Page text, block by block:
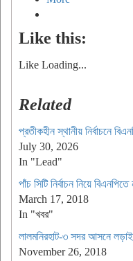
Like this:
Like Loading...
Related
প্রতীকহীন স্থানীয় নির্বাচনে
July 30, 2026
In "Lead"
পাঁচ সিটি নির্বাচন নিয়ে বিএনপিতে
March 17, 2018
In "খবর"
লালমনিরহাট-৩ সদর আসনে লড়াই
November 26, 2018